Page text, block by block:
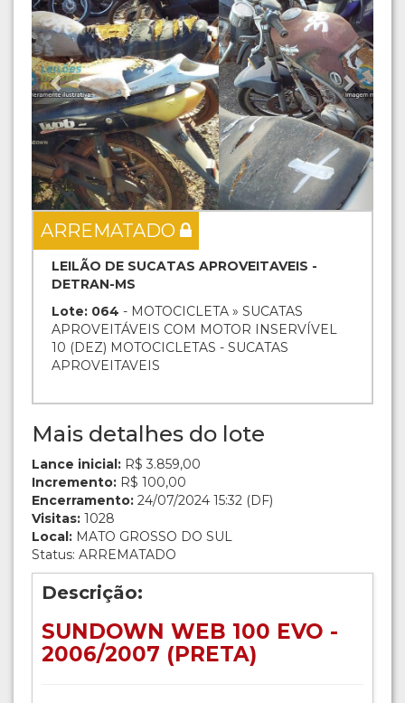
ARREMATADO
LEILÃO DE SUCATAS APROVEITAVEIS -
DETRAN-MS
Lote: 064 - MOTOCICLETA » SUCATAS
APROVEITÁVEIS COM MOTOR INSERVÍVEL
10 (DEZ) MOTOCICLETAS - SUCATAS
APROVEITAVEIS
Mais detalhes do lote
Lance inicial: R$ 3.859,00
Incremento: R$ 100,00
Encerramento: 24/07/2024 15:32 (DF)
Visitas: 1028
Local: MATO GROSSO DO SUL
Status: ARREMATADO
Descrição:
SUNDOWN WEB 100 EVO -
2006/2007 (PRETA)